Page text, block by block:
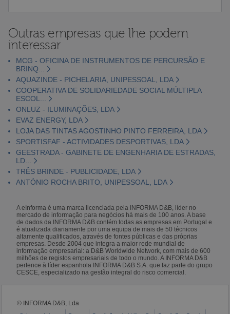
Outras empresas que lhe podem
interessar
MCG - OFICINA DE INSTRUMENTOS DE PERCURSÃO E
BRINQ...
AQUAZINDE - PICHELARIA, UNIPESSOAL, LDA
COOPERATIVA DE SOLIDARIEDADE SOCIAL MÚLTIPLA
ESCOL...
ONLUZ - ILUMINAÇÕES, LDA
EVAZ ENERGY, LDA
LOJA DAS TINTAS AGOSTINHO PINTO FERREIRA, LDA
SPORTISFAF - ACTIVIDADES DESPORTIVAS, LDA
GEESTRADA - GABINETE DE ENGENHARIA DE ESTRADAS,
LD...
TRÊS BRINDE - PUBLICIDADE, LDA
ANTÓNIO ROCHA BRITO, UNIPESSOAL, LDA
A eInforma é uma marca licenciada pela INFORMA D&B, líder no
mercado de informação para negócios há mais de 100 anos. A base
de dados da INFORMA D&B contém todas as empresas em Portugal e
é atualizada diariamente por uma equipa de mais de 50 técnicos
altamente qualificados, através de fontes públicas e das próprias
empresas. Desde 2004 que integra a maior rede mundial de
informação empresarial: a D&B Worldwide Network, com mais de 600
milhões de registos empresariais de todo o mundo. A INFORMA D&B
pertence à líder espanhola INFORMA D&B S.A. que faz parte do grupo
CESCE, especializado na gestão integral do risco comercial.
© INFORMA D&B, Lda